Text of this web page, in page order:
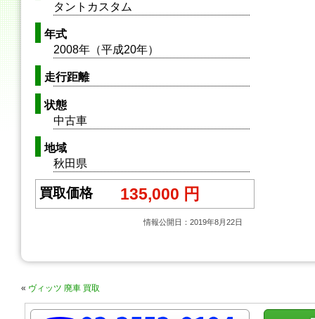
タントカスタム
年式
2008年（平成20年）
走行距離
状態
中古車
地域
秋田県
買取価格 135,000 円
情報公開日：2019年8月22日
« ヴィッツ 廃車 買取